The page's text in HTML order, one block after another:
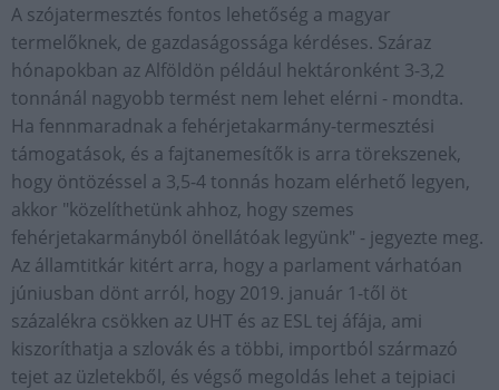
A szójatermesztés fontos lehetőség a magyar
termelőknek, de gazdaságossága kérdéses. Száraz
hónapokban az Alföldön például hektáronként 3-3,2
tonnánál nagyobb termést nem lehet elérni - mondta.
Ha fennmaradnak a fehérjetakarmány-termesztési
támogatások, és a fajtanemesítők is arra törekszenek,
hogy öntözéssel a 3,5-4 tonnás hozam elérhető legyen,
akkor "közelíthetünk ahhoz, hogy szemes
fehérjetakarmányból önellátóak legyünk" - jegyezte meg.
Az államtitkár kitért arra, hogy a parlament várhatóan
júniusban dönt arról, hogy 2019. január 1-től öt
százalékra csökken az UHT és az ESL tej áfája, ami
kiszoríthatja a szlovák és a többi, importból származó
tejet az üzletekből, és végső megoldás lehet a tejpiaci